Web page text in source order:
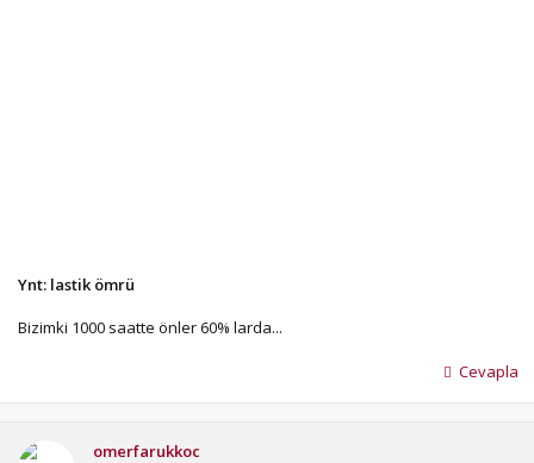
Ynt: lastik ömrü
Bizimki 1000 saatte önler 60% larda...
Cevapla
omerfarukkoc